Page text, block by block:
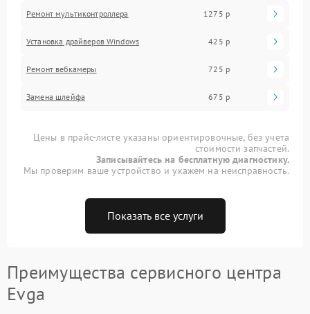
Ремонт мультиконтроллера 1275 р
Установка драйверов Windows 425 р
Ремонт вебкамеры 725 р
Замена шлейфа 675 р
Цены в прайс-листе указаны ориентировочные, без учета
стоимости запчастей.
Записывайтесь на бесплатную диагностику.
Мы проверим ваше устройство и укажем на неисправность.
Показать все услуги
Преимущества сервисного центра
Evga